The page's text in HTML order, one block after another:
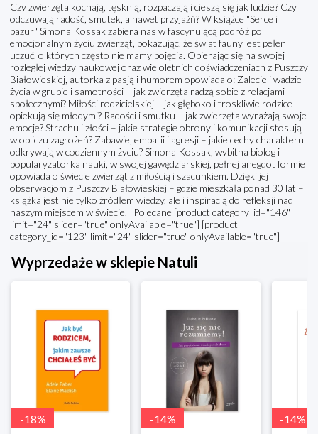
Czy zwierzęta kochają, tęsknią, rozpaczają i cieszą się jak ludzie? Czy
odczuwają radość, smutek, a nawet przyjaźń? W książce "Serce i
pazur" Simona Kossak zabiera nas w fascynującą podróż po
emocjonalnym życiu zwierząt, pokazując, że świat fauny jest pełen
uczuć, o których często nie mamy pojęcia. Opierając się na swojej
rozległej wiedzy naukowej oraz wieloletnich doświadczeniach z Puszczy
Białowieskiej, autorka z pasją i humorem opowiada o: Zalecie i wadzie
życia w grupie i samotności – jak zwierzęta radzą sobie z relacjami
społecznymi? Miłości rodzicielskiej – jak głęboko i troskliwie rodzice
opiekują się młodymi? Radości i smutku – jak zwierzęta wyrażają swoje
emocje? Strachu i złości – jakie strategie obrony i komunikacji stosują
w obliczu zagrożeń? Zabawie, empatii i agresji – jakie cechy charakteru
odkrywają w codziennym życiu? Simona Kossak, wybitna biolog i
popularyzatorka nauki, w swojej gawędziarskiej, pełnej anegdot formie
opowiada o świecie zwierząt z miłością i szacunkiem. Dzięki jej
obserwacjom z Puszczy Białowieskiej – gdzie mieszkała ponad 30 lat –
książka jest nie tylko źródłem wiedzy, ale i inspiracją do refleksji nad
naszym miejscem w świecie. Polecane [product category_id="146"
limit="24" slider="true" onlyAvailable="true"] [product
category_id="123" limit="24" slider="true" onlyAvailable="true"]
Wyprzedaże w sklepie Natuli
-18% -14% -14%